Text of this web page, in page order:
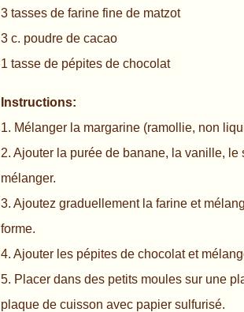
3 tasses de farine fine de matzot
3 c. poudre de cacao
1 tasse de pépites de chocolat
Instructions:
1. Mélanger la margarine (ramollie, non
2. Ajouter la purée de banane, la vanille,
mélanger.
3. Ajoutez graduellement la farine et
forme.
4. Ajouter les pépites de chocolat et
5. Placer dans des petits moules sur une
plaque de cuisson avec papier sulfurisé.